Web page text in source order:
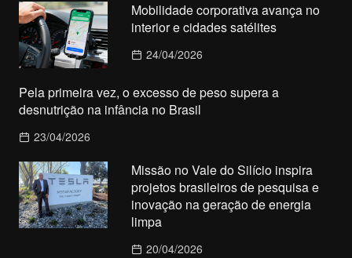
Mobilidade corporativa avança no
interior e cidades satélites
24/04/2026
Pela primeira vez, o excesso de peso supera a
desnutrição na infância no Brasil
23/04/2026
Missão no Vale do Silício inspira
projetos brasileiros de pesquisa e
inovação na geração de energia
limpa
20/04/2026